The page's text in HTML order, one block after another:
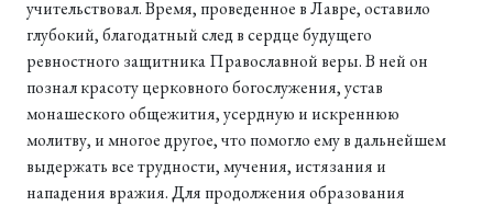
учительствовал. Время, проведенное в Лавре, оставило
глубокий, благодатный след в сердце будущего
ревностного защитника Православной веры. В ней он
познал красоту церковного богослужения, устав
монашеского общежития, усердную и искреннюю
молитву, и многое другое, что помогло ему в дальнейшем
выдержать все трудности, мучения, истязания и
нападения вражия. Для продолжения образования